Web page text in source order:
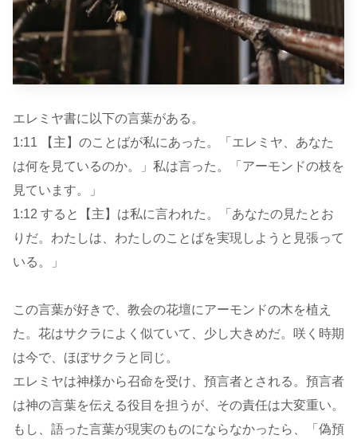
エレミヤ書に以下の言葉がある。
1:11 【主】のことばが私にあった。「エレミヤ、あなた
は何を見ているのか。」私は言った。「アーモンドの枝を
見ています。」
1:12 すると【主】は私に言われた。「あなたの見たとお
りだ。わたしは、わたしのことばを実現しようと見張って
いる。」
この言葉が好きで、教会の花壇にアーモンドの木を植え
た。花はサクラによく似ていて、少し大きめだ。咲く時期
は今で、ほぼサクラと同じ。
エレミヤは神様から召命を受け、預言者とされる。預言者
は神の言葉を伝える役目を担うが、その責任は大変重い。
もし、語った言葉が現実のものにならなかったら、「偽預